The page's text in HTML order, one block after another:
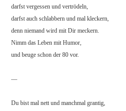
darfst vergessen und vertrödeln,
darfst auch schlabbern und mal kleckern,
denn niemand wird mit Dir meckern.
Nimm das Leben mit Humor,
und beuge schon der 80 vor.
—
Du bist mal nett und manchmal grantig,